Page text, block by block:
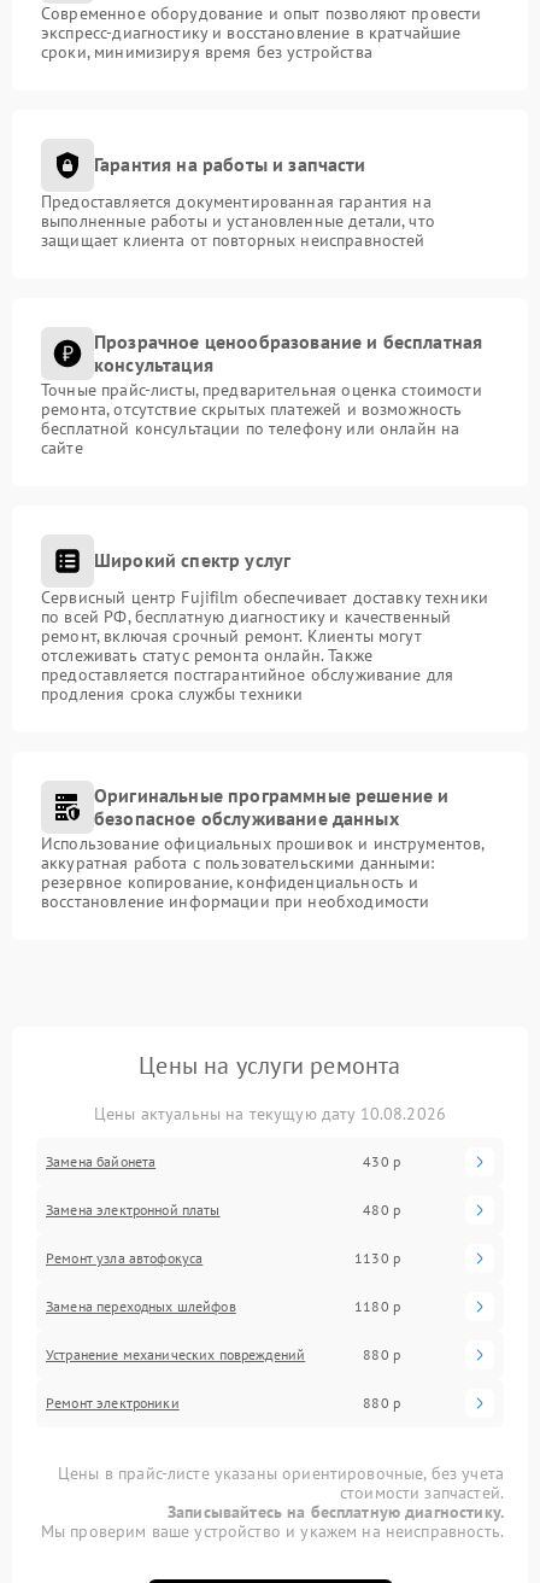
Современное оборудование и опыт позволяют провести
экспресс-диагностику и восстановление в кратчайшие
сроки, минимизируя время без устройства
Гарантия на работы и запчасти
Предоставляется документированная гарантия на
выполненные работы и установленные детали, что
защищает клиента от повторных неисправностей
Прозрачное ценообразование и бесплатная
консультация
Точные прайс-листы, предварительная оценка стоимости
ремонта, отсутствие скрытых платежей и возможность
бесплатной консультации по телефону или онлайн на
сайте
Широкий спектр услуг
Сервисный центр Fujifilm обеспечивает доставку техники
по всей РФ, бесплатную диагностику и качественный
ремонт, включая срочный ремонт. Клиенты могут
отслеживать статус ремонта онлайн. Также
предоставляется постгарантийное обслуживание для
продления срока службы техники
Оригинальные программные решение и
безопасное обслуживание данных
Использование официальных прошивок и инструментов,
аккуратная работа с пользовательскими данными:
резервное копирование, конфиденциальность и
восстановление информации при необходимости
Цены на услуги ремонта
Цены актуальны на текущую дату 10.08.2026
Замена байонета 430 р
Замена электронной платы 480 р
Ремонт узла автофокуса 1130 р
Замена переходных шлейфов 1180 р
Устранение механических повреждений 880 р
Ремонт электроники 880 р
Цены в прайс-листе указаны ориентировочные, без учета
стоимости запчастей.
Записывайтесь на бесплатную диагностику.
Мы проверим ваше устройство и укажем на неисправность.